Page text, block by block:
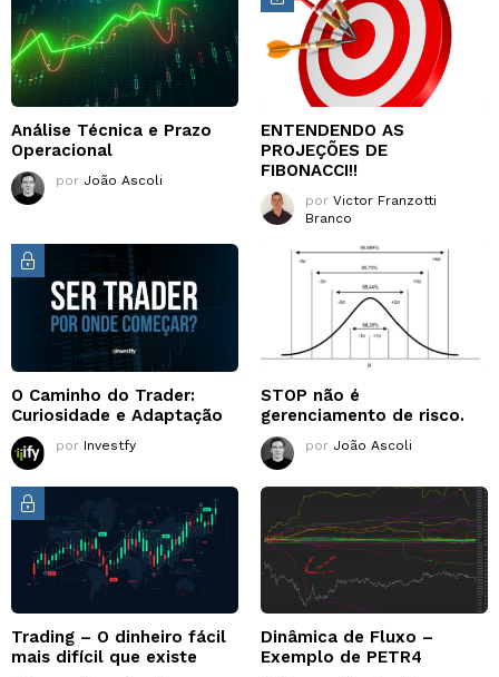
Análise Técnica e Prazo
Operacional
por João Ascoli
ENTENDENDO AS
PROJEÇÕES DE
FIBONACCI!!
por Victor Franzotti
Branco
O Caminho do Trader:
Curiosidade e Adaptação
por Investfy
STOP não é
gerenciamento de risco.
por João Ascoli
Trading – O dinheiro fácil
mais difícil que existe
Dinâmica de Fluxo –
Exemplo de PETR4